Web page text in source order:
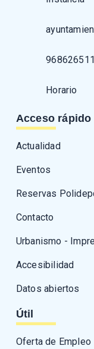
968626511
Horario
Acceso rápido
Actualidad
Eventos
Reservas
Contacto
Urbanismo -
Accesibilidad
Datos abiertos
Útil
Oferta de Empleo